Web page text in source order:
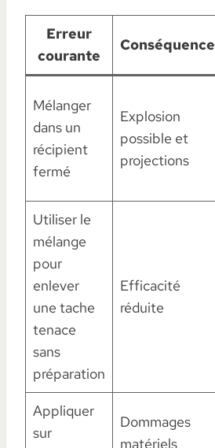
Erreur
courante
Conséquence
Mélanger
dans un
récipient
fermé
Explosion
possible et
projections
Utiliser le
mélange
pour
enlever
une tache
tenace
sans
préparation
Efficacité
réduite
Appliquer
sur
Dommages
matériels